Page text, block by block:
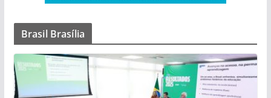
Brasil Brasília